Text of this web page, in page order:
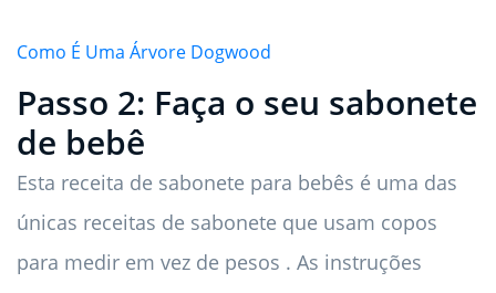
Como É Uma Árvore Dogwood
Passo 2: Faça o seu sabonete
de bebê
Esta receita de sabonete para bebês é uma das
únicas receitas de sabonete que usam copos
para medir em vez de pesos . As instruções